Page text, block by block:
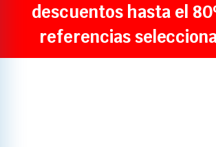
descuentos hasta el
referencias